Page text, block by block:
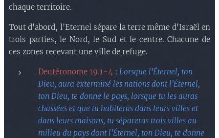
chaque territoire.
Tout d'abord, l'Eternel sépare la terre même d'Israël en
trois parties, le Nord, le Sud et le centre. Chacune de
ces zones recevant une ville de refuge.
Deutéronome 19.1-4 : Lorsque l'Éternel, ton
Dieu, aura exterminé les nations dont l'Éternel,
ton Dieu, te donne le pays, lorsque tu les auras
chassées et que tu habiteras dans leurs villes et
dans leurs maisons, tu sépareras trois villes au
milieu du pays dont l'Éternel, ton Dieu, te donne